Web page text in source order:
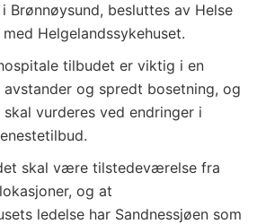
Brønnøysund, besluttes av Helse
Helgelandssykehuset.
tilbudet er viktig i en
avstander og spredt bosetning, og
vurderes ved endringer i
skal være tilstedeværelse fra
og at
ledelse har Sandnessjøen som